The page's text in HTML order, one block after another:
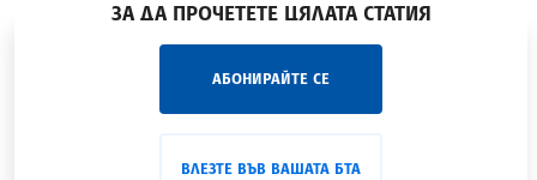
ЗА ДА ПРОЧЕТЕТЕ ЦЯЛАТА СТАТИЯ
АБОНИРАЙТЕ СЕ
ВЛЕЗТЕ ВЪВ ВАШАТА БТА
„Час ЛИК“ на БТА е мястото за срещи отблизо с